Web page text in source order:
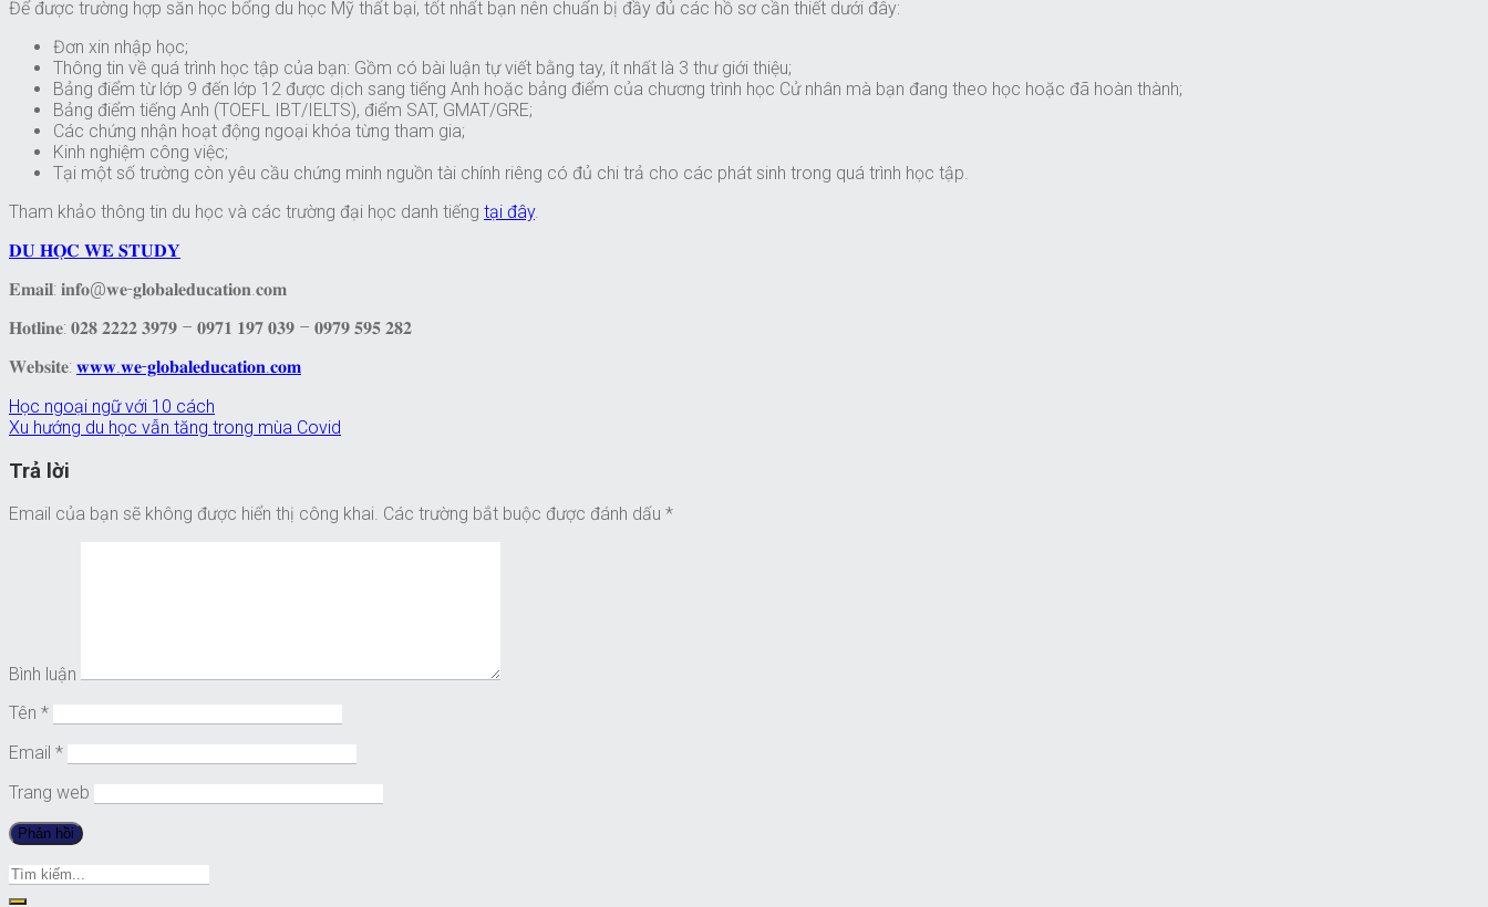
Để được trường hợp săn học bổng du học Mỹ thất bại, tốt nhất bạn nên chuẩn bị đầy đủ các hồ sơ cần thiết dưới đây:
Đơn xin nhập học;
Thông tin về quá trình học tập của bạn: Gồm có bài luận tự viết bằng tay, ít nhất là 3 thư giới thiệu;
Bảng điểm từ lớp 9 đến lớp 12 được dịch sang tiếng Anh hoặc bảng điểm của chương trình học Cử nhân mà bạn đang theo học hoặc đã hoàn thành;
Bảng điểm tiếng Anh (TOEFL IBT/IELTS), điểm SAT, GMAT/GRE;
Các chứng nhận hoạt động ngoại khóa từng tham gia;
Kinh nghiệm công việc;
Tại một số trường còn yêu cầu chứng minh nguồn tài chính riêng có đủ chi trả cho các phát sinh trong quá trình học tập.
Tham khảo thông tin du học và các trường đại học danh tiếng tại đây.
𝐃𝐔 𝐇𝐎̣𝐂 𝐖𝐄 𝐒𝐓𝐔𝐃𝐘
𝐄𝐦𝐚𝐢𝐥: 𝐢𝐧𝐟𝐨@𝐰𝐞-𝐠𝐥𝐨𝐛𝐚𝐥𝐞𝐝𝐮𝐜𝐚𝐭𝐢𝐨𝐧.𝐜𝐨𝐦
𝐇𝐨𝐭𝐥𝐢𝐧𝐞: 𝟎𝟐𝟖 𝟐𝟐𝟐𝟐 𝟑𝟗𝟕𝟗 – 𝟎𝟗𝟕𝟏 𝟏𝟗𝟕 𝟎𝟑𝟗 – 𝟎𝟗𝟕𝟗 𝟓𝟗𝟓 𝟐𝟖𝟐
𝐖𝐞𝐛𝐬𝐢𝐭𝐞: 𝐰𝐰𝐰.𝐰𝐞-𝐠𝐥𝐨𝐛𝐚𝐥𝐞𝐝𝐮𝐜𝐚𝐭𝐢𝐨𝐧.𝐜𝐨𝐦
Học ngoại ngữ với 10 cách
Xu hướng du học vẫn tăng trong mùa Covid
Trả lời
Email của bạn sẽ không được hiển thị công khai. Các trường bắt buộc được đánh dấu *
Bình luận
Tên *
Email *
Trang web